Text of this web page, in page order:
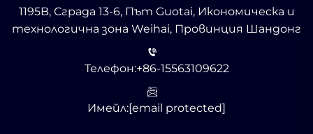
1195B, Сграда 13-6, Път Guotai, Икономическа и
технологична зона Weihai, Провинция Шандонг
Телефон:+86-15563109622
Имейл:[email protected]